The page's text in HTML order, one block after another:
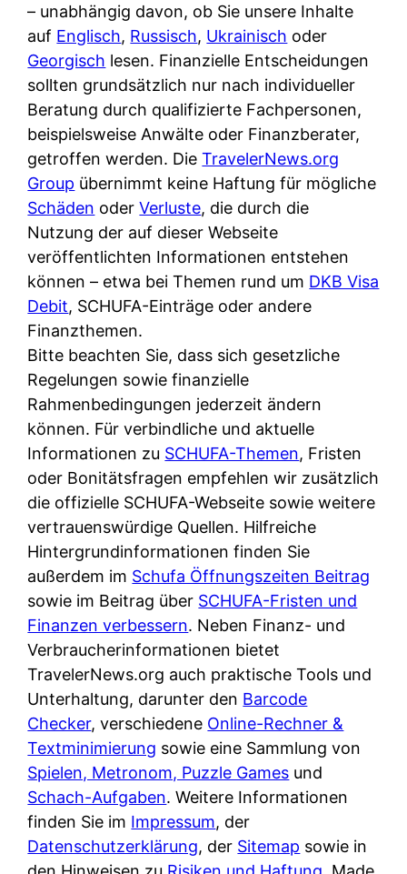
– unabhängig davon, ob Sie unsere Inhalte
auf Englisch, Russisch, Ukrainisch oder
Georgisch lesen. Finanzielle Entscheidungen
sollten grundsätzlich nur nach individueller
Beratung durch qualifizierte Fachpersonen,
beispielsweise Anwälte oder Finanzberater,
getroffen werden. DieTravelerNews.org
Group übernimmt keine Haftung für mögliche
Schäden oderVerluste, die durch die
Nutzung der auf dieser Webseite
veröffentlichten Informationen entstehen
können – etwa bei Themen rund um DKB Visa
Debit, SCHUFA-Einträge oder andere
Finanzthemen.
Bitte beachten Sie, dass sich gesetzliche
Regelungen sowie finanzielle
Rahmenbedingungen jederzeit ändern
können. Für verbindliche und aktuelle
Informationen zu SCHUFA-Themen, Fristen
oder Bonitätsfragen empfehlen wir zusätzlich
die offizielle SCHUFA-Webseite sowie weitere
vertrauenswürdige Quellen. Hilfreiche
Hintergrundinformationen finden Sie
außerdem im Schufa Öffnungszeiten Beitrag
sowie im Beitrag über SCHUFA-Fristen und
Finanzen verbessern. Neben Finanz- und
Verbraucherinformationen bietet
TravelerNews.org auch praktische Tools und
Unterhaltung, darunter den Barcode
Checker, verschiedene Online-Rechner &
Textminimierung sowie eine Sammlung von
Spielen, Metronom, Puzzle Games und
Schach-Aufgaben. Weitere Informationen
finden Sie im Impressum, der
Datenschutzerklärung, der Sitemap sowie in